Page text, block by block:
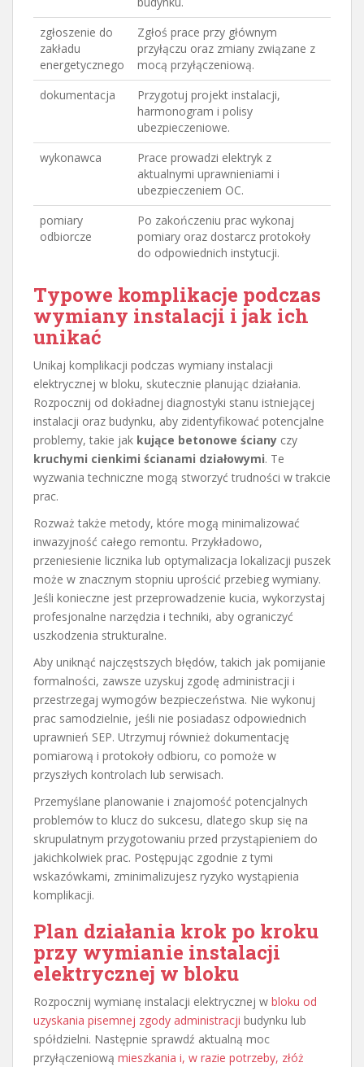
zgłoszenie do
zakładu
energetycznego
Zgłoś prace przy głównym
przyłączu oraz zmiany związane z
mocą przyłączeniową.
dokumentacja
Przygotuj projekt instalacji,
harmonogram i polisy
ubezpieczeniowe.
wykonawca
Prace prowadzi elektryk z
aktualnymi uprawnieniami i
ubezpieczeniem OC.
pomiary
odbiorcze
Po zakończeniu prac wykonaj
pomiary oraz dostarcz protokoły
do odpowiednich instytucji.
Typowe komplikacje podczas
wymiany instalacji i jak ich
unikać
Unikaj komplikacji podczas wymiany instalacji
elektrycznej w bloku, skutecznie planując działania.
Rozpocznij od dokładnej diagnostyki stanu istniejącej
instalacji oraz budynku, aby zidentyfikować potencjalne
problemy, takie jak kujące betonowe ściany czy
kruchymi cienkimi ścianami działowymi. Te
wyzwania techniczne mogą stworzyć trudności w trakcie
prac.
Rozważ także metody, które mogą minimalizować
inwazyjność całego remontu. Przykładowo,
przeniesienie licznika lub optymalizacja lokalizacji puszek
może w znacznym stopniu uprościć przebieg wymiany.
Jeśli konieczne jest przeprowadzenie kucia, wykorzystaj
profesjonalne narzędzia i techniki, aby ograniczyć
uszkodzenia strukturalne.
Aby uniknąć najczęstszych błędów, takich jak pomijanie
formalności, zawsze uzyskuj zgodę administracji i
przestrzegaj wymogów bezpieczeństwa. Nie wykonuj
prac samodzielnie, jeśli nie posiadasz odpowiednich
uprawnień SEP. Utrzymuj również dokumentację
pomiarową i protokoły odbioru, co pomoże w
przyszłych kontrolach lub serwisach.
Przemyślane planowanie i znajomość potencjalnych
problemów to klucz do sukcesu, dlatego skup się na
skrupulatnym przygotowaniu przed przystąpieniem do
jakichkolwiek prac. Postępując zgodnie z tymi
wskazówkami, zminimalizujesz ryzyko wystąpienia
komplikacji.
Plan działania krok po kroku
przy wymianie instalacji
elektrycznej w bloku
Rozpocznij wymianę instalacji elektrycznej w bloku od
uzyskania pisemnej zgody administracji budynku lub
spółdzielni. Następnie sprawdź aktualną moc
przyłączeniową mieszkania i, w razie potrzeby, złóż